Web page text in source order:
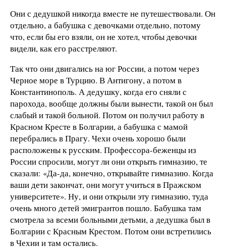
Они с дедушкой никогда вместе не путешествовали. Он
отдельно, а бабушка с девочками отдельно, потому
что, если бы его взяли, он не хотел, чтобы девочки
видели, как его расстреляют.
Так что они двигались на юг России, а потом через
Черное море в Турцию. В Антигону, а потом в
Константинополь. А дедушку, когда его сняли с
парохода, вообще должны были вынести, такой он был
слабый и такой больной. Потом он получил работу в
Красном Кресте в Болгарии, а бабушка с мамой
перебрались в Прагу. Чехи очень хорошо были
расположены к русским. Профессора-беженцы из
России спросили, могут ли они открыть гимназию, те
сказали: «Да-да, конечно, открывайте гимназию. Когда
ваши дети закончат, они могут учиться в Пражском
университете». Ну, и они открыли эту гимназию, туда
очень много детей эмигрантов пошло. Бабушка там
смотрела за всеми больными детьми, а дедушка был в
Болгарии с Красным Крестом. Потом они встретились
в Чехии и там остались.